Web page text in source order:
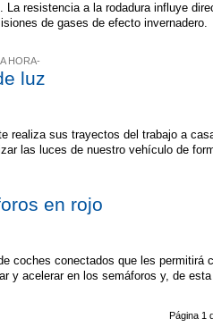
resistencia a la rodadura influye
de gases de efecto invernadero.
HORA-
luz
realiza sus trayectos del trabajo a
las luces de nuestro vehículo de
en rojo
coches conectados que les permitirá
y acelerar en los semáforos y, de
Página 1